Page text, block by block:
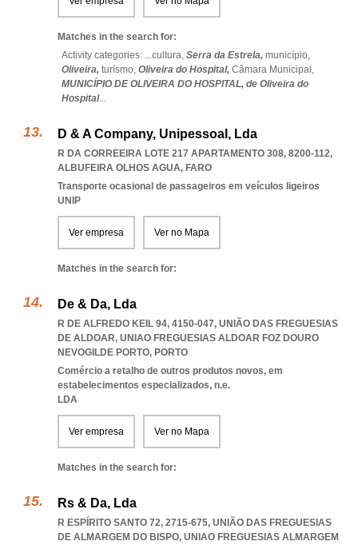
Matches in the search for:
Activity categories: ...cultura, Serra da Estrela, município,
Oliveira, turísmo, Oliveira do Hospital, Câmara Municipal,
MUNICÍPIO DE OLIVEIRA DO HOSPITAL, de Oliveira do
Hospital...
D & A Company, Unipessoal, Lda
R DA CORREEIRA LOTE 217 APARTAMENTO 308, 8200-112,
ALBUFEIRA OLHOS AGUA, FARO
Transporte ocasional de passageiros em veículos ligeiros
UNIP
Ver empresa Ver no Mapa
Matches in the search for:
De & Da, Lda
R DE ALFREDO KEIL 94, 4150-047, UNIÃO DAS FREGUESIAS
DE ALDOAR, UNIAO FREGUESIAS ALDOAR FOZ DOURO
NEVOGILDE PORTO, PORTO
Comércio a retalho de outros produtos novos, em
estabelecimentos especializados, n.e.
LDA
Ver empresa Ver no Mapa
Matches in the search for:
Rs & Da, Lda
R ESPÍRITO SANTO 72, 2715-675, UNIÃO DAS FREGUESIAS
DE ALMARGEM DO BISPO, UNIAO FREGUESIAS ALMARGEM